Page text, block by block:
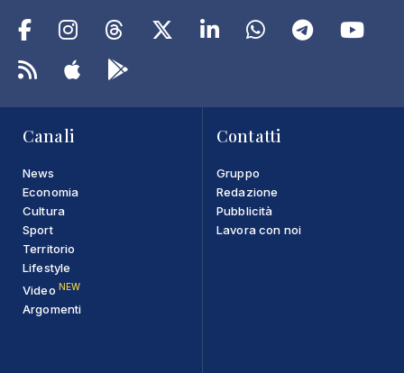
Canali
News
Economia
Cultura
Sport
Territorio
Lifestyle
Video NEW
Argomenti
Contatti
Gruppo
Redazione
Pubblicità
Lavora con noi